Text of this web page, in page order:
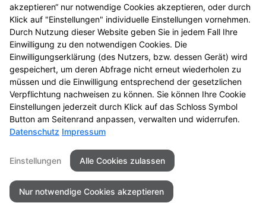
Warenlager
Wellness-Produkte
Wunden
Seitenübersicht Kontakt
Impressum
Datenschutz
Barrierefreiheit
© 2026 Alte Apotheke
akzeptieren“ nur notwendige Cookies akzeptieren, oder durch
Klick auf "Einstellungen" individuelle Einstellungen vornehmen.
Durch Nutzung dieser Website geben Sie in jedem Fall Ihre
Einwilligung zu den notwendigen Cookies. Die
Einwilligungserklärung (des Nutzers, bzw. dessen Gerät) wird
gespeichert, um deren Abfrage nicht erneut wiederholen zu
müssen und die Einwilligung entsprechend der gesetzlichen
Verpflichtung nachweisen zu können. Sie können Ihre Cookie
Einstellungen jederzeit durch Klick auf das Schloss Symbol
Button am Seitenrand anpassen, verwalten und widerrufen.
Datenschutz Impressum
Einstellungen Alle Cookies zulassen
Nur notwendige Cookies akzeptieren